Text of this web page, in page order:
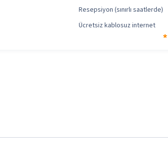
Resepsiyon (sınırlı saatlerde)
Ücretsiz kablosuz internet